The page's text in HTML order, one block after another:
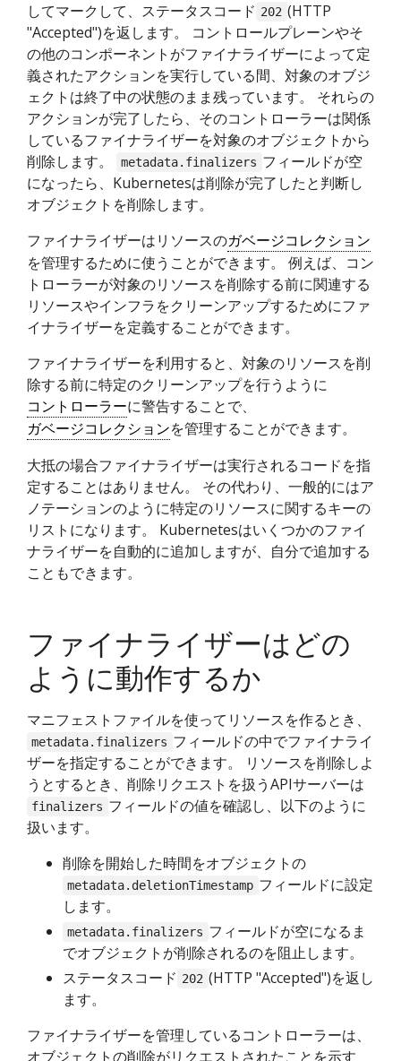
してマークして、ステータスコード 202 (HTTP
"Accepted")を返します。 コントロールプレーンやそ
の他のコンポーネントがファイナライザーによって定
義されたアクションを実行している間、対象のオブジ
ェクトは終了中の状態のまま残っています。 それらの
アクションが完了したら、そのコントローラーは関係
しているファイナライザーを対象のオブジェクトから
削除します。
metadata.finalizers フィールドが空
になったら、Kubernetesは削除が完了したと判断し
オブジェクトを削除します。
ファイナライザーはリソースのガベージコレクション
を管理するために使うことができます。 例えば、コン
トローラーが対象のリソースを削除する前に関連する
リソースやインフラをクリーンアップするためにファ
イナライザーを定義することができます。
ファイナライザーを利用すると、対象のリソースを削
除する前に特定のクリーンアップを行うように
コントローラーに警告することで、
ガベージコレクションを管理することができます。
大抵の場合ファイナライザーは実行されるコードを指
定することはありません。 その代わり、一般的にはア
ノテーションのように特定のリソースに関するキーの
リストになります。 Kubernetesはいくつかのファイ
ナライザーを自動的に追加しますが、自分で追加する
こともできます。
ファイナライザーはどの
ように動作するか
マニフェストファイルを使ってリソースを作るとき、
metadata.finalizers フィールドの中でファイナライ
ザーを指定することができます。 リソースを削除しよ
うとするとき、削除リクエストを扱うAPIサーバーは
finalizers フィールドの値を確認し、以下のように
扱います。
削除を開始した時間をオブジェクトの
metadata.deletionTimestamp フィールドに設定
します。
metadata.finalizers フィールドが空になるま
でオブジェクトが削除されるのを阻止します。
ステータスコード 202 (HTTP "Accepted")を返し
ます。
ファイナライザーを管理しているコントローラーは、
オブジェクトの削除がリクエストされたことを示す